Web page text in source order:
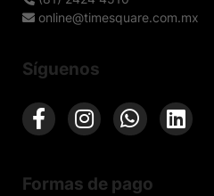
online@timesquare.com.mx
Síguenos
Formas de pago